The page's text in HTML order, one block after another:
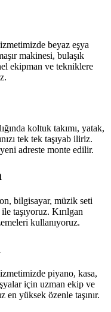
beyaz eşya
makinesi, bulaşık
ekipman ve tekniklere
koltuk takımı, yatak,
tek tek taşıyab iliriz.
adreste monte edilir.
bilgisayar, müzik seti
taşıyoruz. Kırılgan
kullanıyoruz.
piyano, kasa,
için uzman ekip ve
en yüksek özenle taşınır.